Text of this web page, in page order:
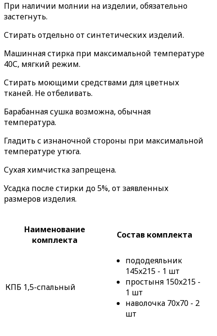
При наличии молнии на изделии, обязательно
застегнуть.
Стирать отдельно от синтетических изделий.
Машинная стирка при максимальной температуре
40С, мягкий режим.
Стирать моющими средствами для цветных
тканей. Не отбеливать.
Барабанная сушка возможна, обычная
температура.
Гладить с изнаночной стороны при максимальной
температуре утюга.
Сухая химчистка запрещена.
Усадка после стирки до 5%, от заявленных
размеров изделия.
Наименование
комплекта
Состав комплекта
КПБ 1,5-спальный
пододеяльник
145x215 - 1 шт
простыня 150x215 -
1 шт
наволочка 70x70 - 2
шт